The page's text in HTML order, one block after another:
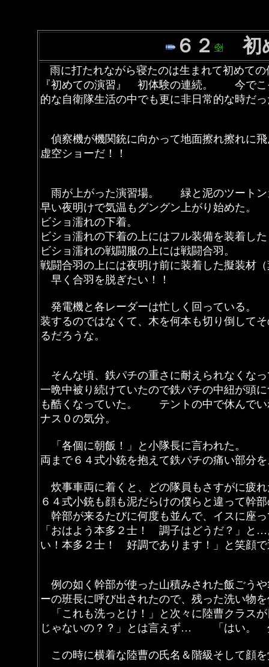
６２ 初
雨に打たれながら寝たのは生まれて初めて
『初めての演習』 初体験の連続。 今でこ
的な自衛隊生活の中でも更に非日常的な時だ
偵察機が機関銃に向かって地面擦れ擦れ
虚空ショーだ！！
雨が上がった演習場。 緑と泥のツートン
早い夜明けで気温もグングン上がり始めた
ビショ濡れの下着。
ビショ濡れの下着の上にはフル装備を装着し
ビショ濡れの戦闘服の上には戦闘合羽。
戦闘合羽の上には夜明け前に装着した擬装
早く合羽を脱ぎたい！！
発電機と各レーダーは忙しく回っている
装するのではなくて、木を何本も切り倒し
るだろうな。
そんな頃、鉄パチの重さに耐えられなく
一晩中被り続けていたので鉄パチの中紐が
も酷くなっていた。 テントの中で休んで
ナス０の気分。
「各個に朝飯！」と小隊長に言われた。
両まで６４式小銃を抱えて鉄パチの痛い部分
炊事車両に着くと、どの隊員もさすがに
６４式小銃も顔も泥だらけの僕らと違って
幹部が来るたびに何度も並んで、イスに座
「おはよう本多２士！ 調子はどうだ？」
い！本多２士！ 好調であります！」と笑顔
例の如く幹部が使った山積みされた飯ごう
ーの班長に呼び出されたので、残った洗い物
「これも洗っとけ！」と次々に陸曹クラ
じゃないの？？」とは言えず… 「はい。
この時に横着な陸曹の氏名＆階級そして顔